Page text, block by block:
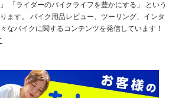
「ライダーのバイクライフを豊かにする」 という
ます。 バイク用品レビュー、ツーリング、インタ
なバイクに関するコンテンツを発信しています！